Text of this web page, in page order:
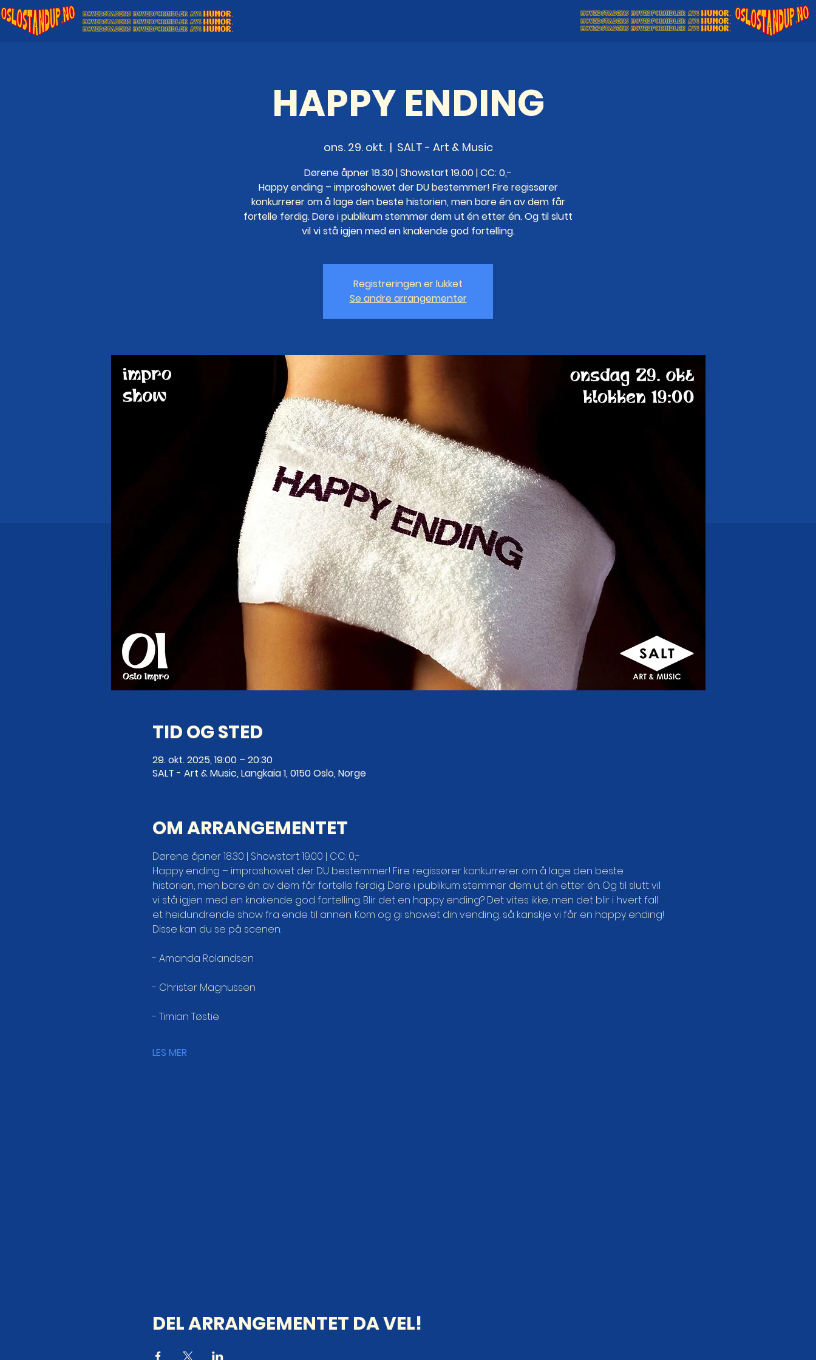
HAPPY ENDING
ons. 29. okt.
  |
SALT - Art & Music
Dørene åpner 18.30 | Showstart 19.00 | CC: 0,-
Happy ending – improshowet der DU bestemmer! Fire regissører
konkurrerer om å lage den beste historien, men bare én av dem får
fortelle ferdig. Dere i publikum stemmer dem ut én etter én. Og til slutt
vil vi stå igjen med en knakende god fortelling.
Registreringen er lukket
Se andre arrangementer
TID OG STED
29. okt. 2025, 19:00 – 20:30
SALT - Art & Music, Langkaia 1, 0150 Oslo, Norge
OM ARRANGEMENTET
Dørene åpner 18.30 | Showstart 19.00 | CC: 0,-
Happy ending – improshowet der DU bestemmer! Fire regissører konkurrerer om å lage den beste
historien, men bare én av dem får fortelle ferdig. Dere i publikum stemmer dem ut én etter én. Og til slutt vil
vi stå igjen med en knakende god fortelling. Blir det en happy ending? Det vites ikke, men det blir i hvert fall
et heidundrende show fra ende til annen. Kom og gi showet din vending, så kanskje vi får en happy ending!
Disse kan du se på scenen:
- Amanda Rolandsen
- Christer Magnussen
- Timian Tøstie
LES MER
DEL ARRANGEMENTET DA VEL!